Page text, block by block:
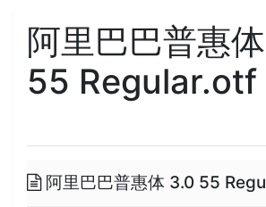
阿里巴巴普惠
55 Regular.otf
阿里巴巴普惠体 3.0 55